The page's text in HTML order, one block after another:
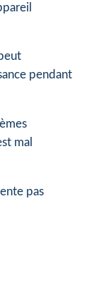
pendant
mal
pas